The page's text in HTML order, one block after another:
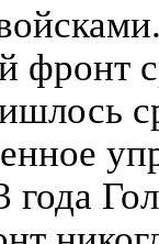
фронт
года